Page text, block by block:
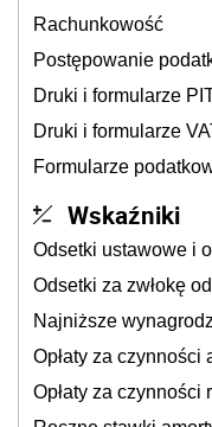
Rachunkowość
Postępowanie
Druki i formularze
Druki i formularze
Formularze
Wskaźniki
Odsetki ustawowe i
Odsetki za zwłokę
Najniższe
Opłaty za czynności
Opłaty za czynności